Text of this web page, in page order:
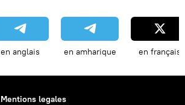
en anglais en amharique en français
Mentions legales